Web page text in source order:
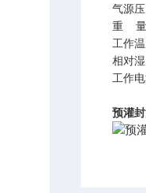
气源
重
量
工作
相对
工作
预灌